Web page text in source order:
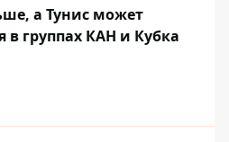
а Тунис может
в группах КАН и Кубка